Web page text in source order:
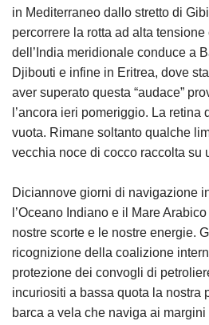
in Mediterraneo dallo stretto di
percorrere la rotta ad alta
dell’India meridionale conduce a
Djibouti e infine in Eritrea, dove
aver superato questa “audace”
l’ancora ieri pomeriggio. La retina
vuota. Rimane soltanto qualche
vecchia noce di cocco raccolta su
Diciannove giorni di navigazione
l’Oceano Indiano e il Mare
nostre scorte e le nostre energie.
ricognizione della coalizione
protezione dei convogli di
incuriositi a bassa quota la nostra
barca a vela che naviga ai